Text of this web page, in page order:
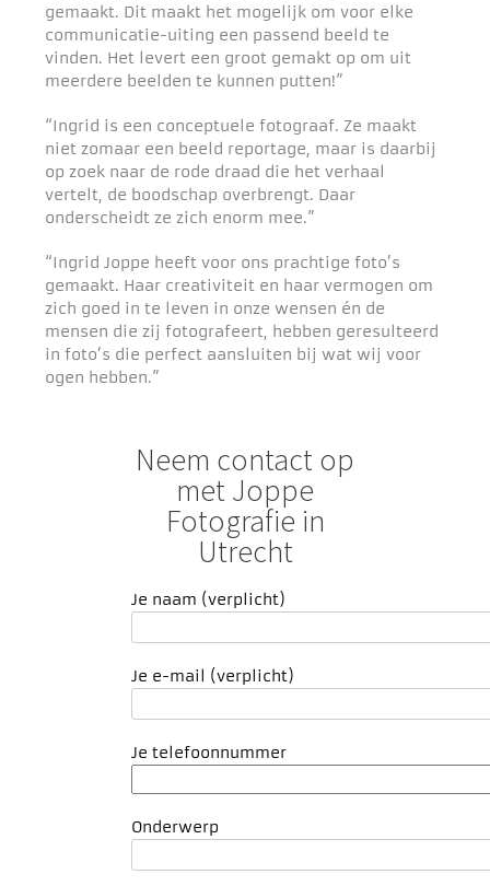
gemaakt. Dit maakt het mogelijk om voor elke
communicatie-uiting een passend beeld te
vinden. Het levert een groot gemakt op om uit
meerdere beelden te kunnen putten!”
“Ingrid is een conceptuele fotograaf. Ze maakt
niet zomaar een beeld reportage, maar is daarbij
op zoek naar de rode draad die het verhaal
vertelt, de boodschap overbrengt. Daar
onderscheidt ze zich enorm mee.”
“Ingrid Joppe heeft voor ons prachtige foto’s
gemaakt. Haar creativiteit en haar vermogen om
zich goed in te leven in onze wensen én de
mensen die zij fotografeert, hebben geresulteerd
in foto’s die perfect aansluiten bij wat wij voor
ogen hebben.”
Neem contact op
met Joppe
Fotografie in
Utrecht
Je naam (verplicht)
Je e-mail (verplicht)
Je telefoonnummer
Onderwerp